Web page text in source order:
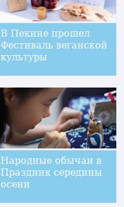
В Пекине прошел
Фестиваль веганской
культуры
Народные обычаи в
Праздник середины
осени